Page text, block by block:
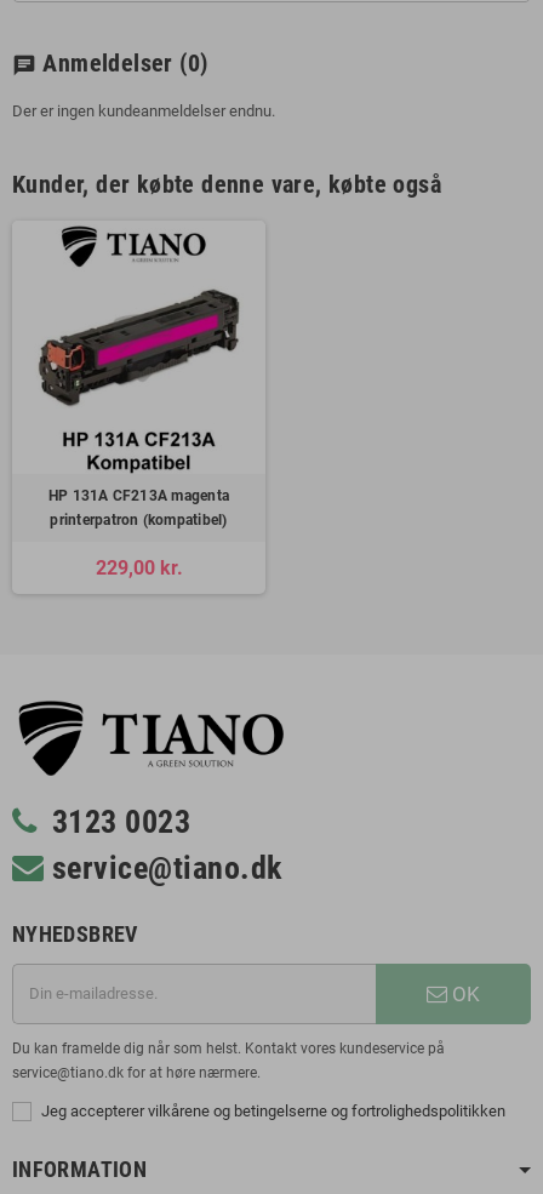
chat Anmeldelser (0)
Der er ingen kundeanmeldelser endnu.
Kunder, der købte denne vare, købte også
HP 131A CF213A magenta
printerpatron (kompatibel)
229,00 kr.
3123 0023
service@tiano.dk
NYHEDSBREV
OK
Du kan framelde dig når som helst. Kontakt vores kundeservice på
service@tiano.dk for at høre nærmere.
Jeg accepterer vilkårene og betingelserne og fortrolighedspolitikken
INFORMATION